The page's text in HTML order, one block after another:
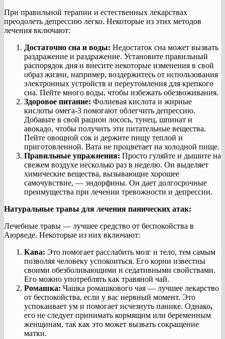
При правильной терапии и естественных лекарствах
преодолеть депрессию легко. Некоторые из этих методов
лечения включают:
Достаточно сна и воды: Недостаток сна может вызвать
раздражение и раздражение. Установите правильный
распорядок дня и внесите некоторые изменения в свой
образ жизни, например, воздержитесь от использования
электронных устройств и переутомления для крепкого
сна. Пейте много воды, чтобы избежать обезвоживания.
Здоровое питание: Фолиевая кислота и жирные
кислоты омега-3 помогают облегчить депрессию.
Добавьте в свой рацион лосось, тунец, шпинат и
авокадо, чтобы получить эти питательные вещества.
Пейте овощной сок и держите пищу теплой и
приготовленной. Вата не процветает на холодной пище.
Правильные упражнения: Просто гуляйте и дышите на
свежем воздухе несколько раз в неделю. Он выделяет
химические вещества, вызывающие хорошее
самочувствие, — эндорфины. Он дает долгосрочные
преимущества при лечении тревожности и депрессии.
Натуральные травы для лечения панических атак:
Лечебные травы — лучшее средство от беспокойства в
Аюрведе. Некоторые из них включают:
Кава: Это помогает расслабить мозг и тело, тем самым
позволяя человеку успокоиться. Его корни известны
своими обезболивающими и седативными свойствами.
Его можно употреблять как травяной чай.
Ромашка: Чашка ромашкового чая — лучшее лекарство
от беспокойства, если у вас нервный момент. Это
успокаивает ум и помогает исчезнуть панике. Однако,
его не следует принимать кормящим или беременным
женщинам, так как это может вызвать сокращение
матки.